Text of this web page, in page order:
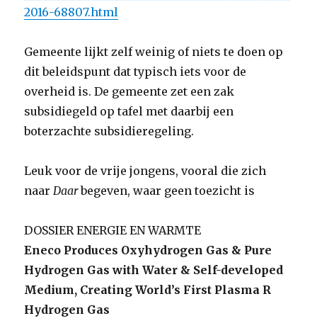
2016-68807.html
Gemeente lijkt zelf weinig of niets te doen op
dit beleidspunt dat typisch iets voor de
overheid is. De gemeente zet een zak
subsidiegeld op tafel met daarbij een
boterzachte subsidieregeling.
Leuk voor de vrije jongens, vooral die zich
naarDaarbegeven, waar geen toezicht is
DOSSIER ENERGIE EN WARMTE
Eneco Produces Oxyhydrogen Gas & Pure
Hydrogen Gas with Water & Self-developed
Medium, Creating World’s First Plasma R
Hydrogen Gas